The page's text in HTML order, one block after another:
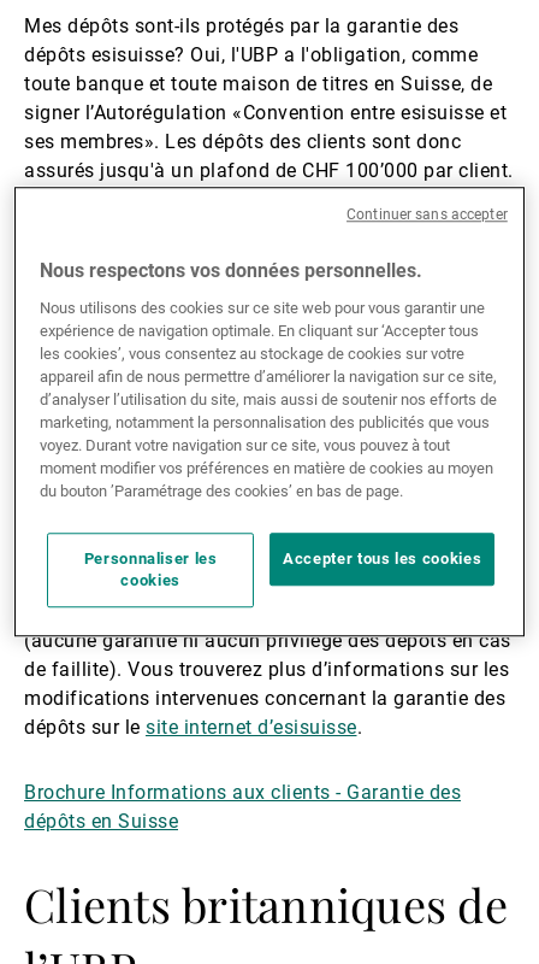
Gérants de fortune indépendants
Actualités
Mes dépôts sont-ils protégés par la garantie des
dépôts esisuisse? Oui, l'UBP a l'obligation, comme
toute banque et toute maison de titres en Suisse, de
signer l’Autorégulation «Convention entre esisuisse et
ses membres». Les dépôts des clients sont donc
assurés jusqu'à un plafond de CHF 100’000 par client.
obligations de caisse déposées auprès de la banque
émettrice au nom du déposant. C'est esisuisse, dont le
fonctionnement est expliqué en détail à l'adresse
https://www.esisuisse.ch/fr, qui assure la garantie
des dépôts en Suisse.
A compter du 1erjanvier 2023, la protection des avoirs
sur les comptes gérés par des banques (garantie des
dépôts) évolue pour des clients spécifiques.
Notamment, lorsque plusieurs personnes sont
sera désormais traitée au regard de la garantie
comme un propre client à part entière. Par ailleurs, les
«intermédiaires financiers» ne sont plus protégés
(aucune garantie ni aucun privilège des dépôts en cas
de faillite). Vous trouverez plus d’informations sur les
modifications intervenues concernant la garantie des
dépôts sur le site internet d’esisuisse.
Brochure Informations aux clients - Garantie des
dépôts en Suisse
Clients britanniques de
Nous respectons vos données personnelles.
Nous utilisons des cookies sur ce site web pour vous garantir une
expérience de navigation optimale. En cliquant sur ‘Accepter tous
les cookies’, vous consentez au stockage de cookies sur votre
appareil afin de nous permettre d’améliorer la navigation sur ce site,
d’analyser l’utilisation du site, mais aussi de soutenir nos efforts de
marketing, notamment la personnalisation des publicités que vous
voyez. Durant votre navigation sur ce site, vous pouvez à tout
moment modifier vos préférences en matière de cookies au moyen
du bouton ’Paramétrage des cookies’ en bas de page.
Personnaliser les
cookies
Accepter tous les cookies
Continuer sans accepter